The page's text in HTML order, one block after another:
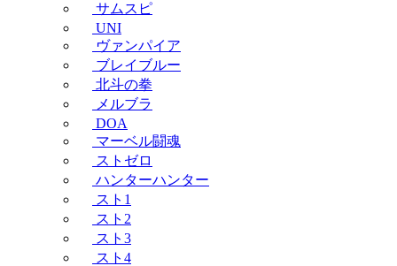
サムスピ
UNI
ヴァンパイア
ブレイブルー
北斗の拳
メルブラ
DOA
マーベル闘魂
ストゼロ
ハンターハンター
スト1
スト2
スト3
スト4